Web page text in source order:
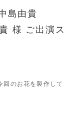
島由貴
様 ご出演ス
回のお花を製作して